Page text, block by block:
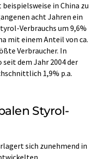
in China zu
acht Jahren ein
Verbrauchs um 9,6%
mit einem Anteil von ca.
Verbraucher. In
dem Jahr 2004 der
1,9% p.a.
Styrol-
sich zunehmend in